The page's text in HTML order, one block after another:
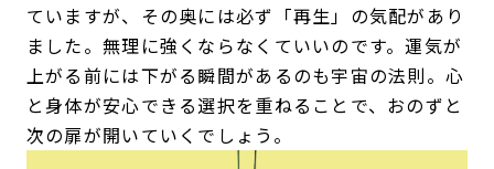
ていますが、その奥には必ず「再生」の気配があり
ました。無理に強くならなくていいのです。運気が
上がる前には下がる瞬間があるのも宇宙の法則。心
と身体が安心できる選択を重ねることで、おのずと
次の扉が開いていくでしょう。